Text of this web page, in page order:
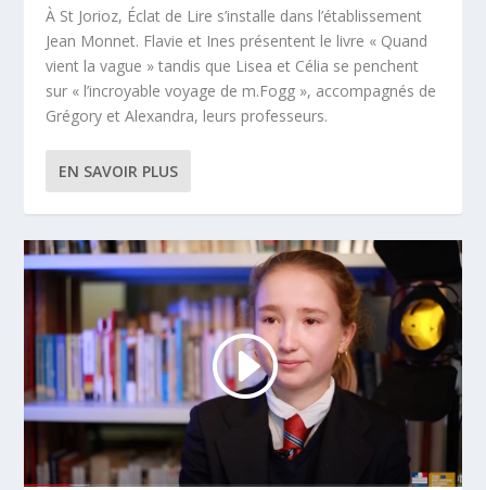
À St Jorioz, Éclat de Lire s’installe dans l’établissement
Jean Monnet. Flavie et Ines présentent le livre « Quand
vient la vague » tandis que Lisea et Célia se penchent
sur « l’incroyable voyage de m.Fogg », accompagnés de
Grégory et Alexandra, leurs professeurs.
EN SAVOIR PLUS